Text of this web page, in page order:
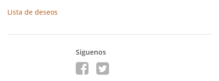
Lista de deseos
Siguenos